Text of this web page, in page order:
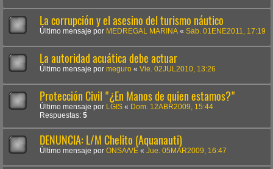
La corrupción y el asesino del turismo náutico
Último mensaje por MEDREGAL MARINA « Sab. 01ENE2011, 17:19
La autoridad acuática debe actuar
Último mensaje por meguro « Vie. 02JUL2010, 13:26
Protección Civil "¿En Manos de quien estamos?"
Último mensaje por LGIS « Dom. 12ABR2009, 15:44
Respuestas: 5
DENUNCIA: L/M Chelito (Aquanauti)
Último mensaje por ONSA/VE « Jue. 05MAR2009, 16:47